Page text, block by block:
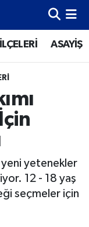
ASAYİŞ
yeni yetenekler
12 - 18 yaş
seçmeler için
Haritası